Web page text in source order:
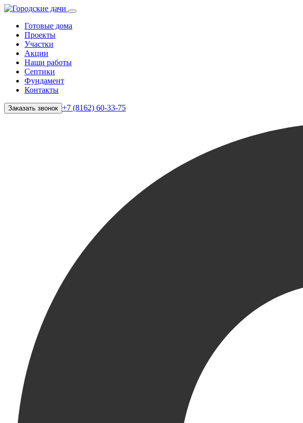
Готовые дома
Проекты
Участки
Акции
Наши работы
Септики
Фундамент
Контакты
Заказать звонок +7 (8162) 60-33-75